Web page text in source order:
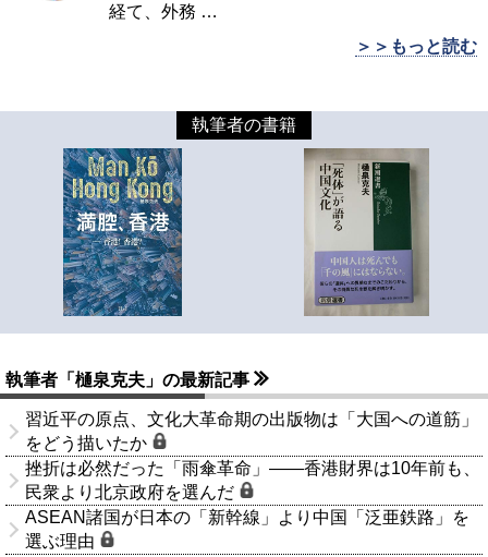
経て、外務 …
＞＞もっと読む
執筆者の書籍
執筆者「樋泉克夫」の最新記事
習近平の原点、文化大革命期の出版物は「大国への道筋」
をどう描いたか
挫折は必然だった「雨傘革命」――香港財界は10年前も、
民衆より北京政府を選んだ
ASEAN諸国が日本の「新幹線」より中国「泛亜鉄路」を
選ぶ理由